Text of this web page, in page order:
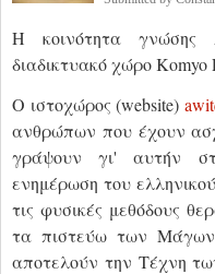
Η κοινότητα γνώσης
διαδικτυακό χώρο Komyo
Ο ιστοχώρος (website)
ανθρώπων που έχουν
γράψουν γι' αυτήν
ενημέρωση του
τις φυσικές μεθόδους
τα πιστεύω των Μάγων
αποτελούν την Τέχνη